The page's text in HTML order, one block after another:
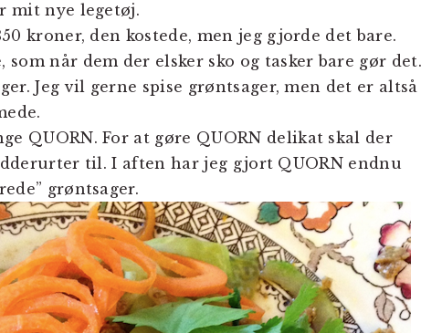
mit nye legetøj.
kroner, den kostede, men jeg gjorde det bare.
når dem der elsker sko og tasker bare gør det.
Jeg vil gerne spise grøntsager, men det er altså
QUORN. For at gøre QUORN delikat skal der
til. I aften har jeg gjort QUORN endnu
grøntsager.